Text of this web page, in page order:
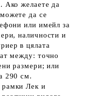
Ако желаете да
да се
или имейл за
наличности и
в цялата
между: точно
размери; или
290 см.
рамки Лек и